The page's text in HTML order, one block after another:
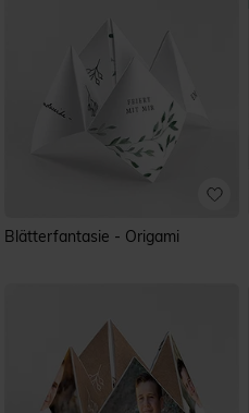
Blätterfantasie - Origami